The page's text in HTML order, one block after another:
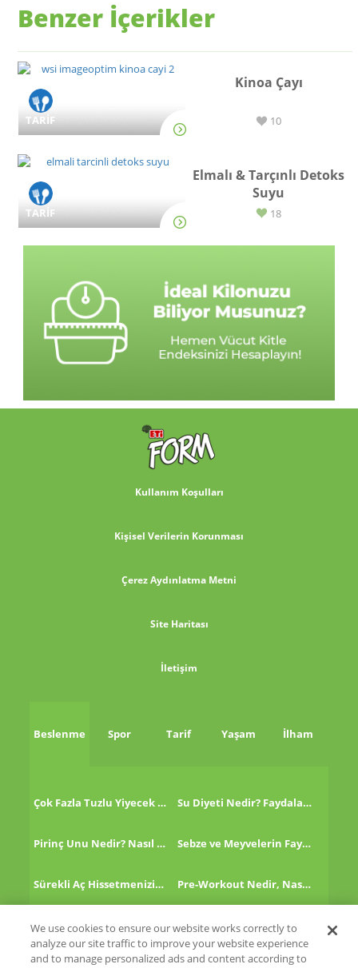
Benzer İçerikler
TARİF
Kinoa Çayı
10
TARİF
Elmalı & Tarçınlı Detoks
Suyu
18
Kullanım Koşulları
Kişisel Verilerin Korunması
Çerez Aydınlatma Metni
Site Haritası
İletişim
Beslenme Spor Tarif Yaşam İlham
Çok Fazla Tuzlu Yiyecek Tükettikten Sonra Ne Yapmalı? Su Diyeti Nedir? Faydaları Nelerdir?
Pirinç Unu Nedir? Nasıl Tüketilir? Sebze ve Meyvelerin Faydaları!
Sürekli Aç Hissetmenizin 8 Nedeni! Pre-Workout Nedir, Nasıl Kullanılır?
Kinoa Nedir, Nasıl Tüketilir?
We use cookies to ensure our website works correctly to
analyze our site traffic to improve your website experience
and to manage personalized ads and content according to